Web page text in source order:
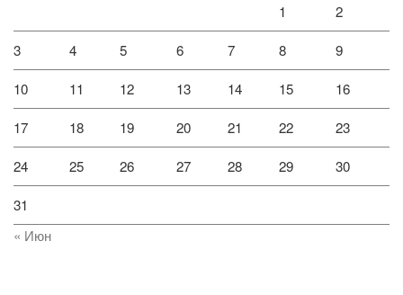
1 2
3 4 5 6 7 8 9
10 11 12 13 14 15 16
17 18 19 20 21 22 23
24 25 26 27 28 29 30
31
« Июн